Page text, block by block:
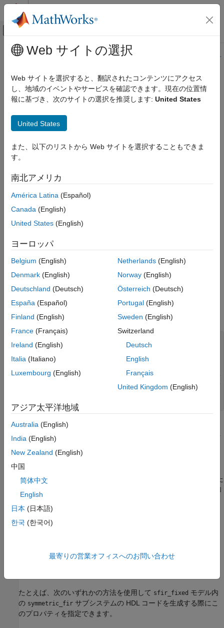
コンテンツへスキップ
オフキャンバス ナビゲーション メ
ドキュメンテーションのホーム
FPGA、ASIC、および SoC 開発
HDL Coder
コード生成
クロック イネーブルの入力端子
説明
設定
ヒント
推奨設定
バージョン履歴
メインコンテンツ
このページの内容は最新ではありません。最新版の英語を参照す
クロック イネーブルの入力端子
クロック イネーブルの入力端子の名前
説明
生成される HDL コードにおけるクロック イネーブルの入力端子
の名前を指定します。
設定
既定の設定:
生成された HDL コードにクロック イネーブル入力端子名を文字
ベクトルとして入力します。
たとえば、生成するサブシステム 'filter_clock_enable'
filter_subsysを指定する場合、生成されたエンティティ宣言は
次のようになります。
ENTITY filter_subsys IS
   PORT( clk                 :  IN  std_logic;
         filter_clock_enable :  IN  std_logic;
filter_subsys_in    :  IN  std_logic_vector (15
filter_subsys_out   :  OUT std_logic_vector (15
クロック イネーブル入力信号はアクティブ High (1) としてアサ
ートされます。したがって、生成されたエンティティのレジスタ
VHDL
と、コード ジェネレーターによって有効な VHDL、Verilog、また
の識別子を形成する予約語接尾辞文字列が付加
されます。たとえば、予約語の
として名前の文字列は
hdlset_param
を使用します。プロパティの値を表示するには、関数
たとえば、次のいずれかの方法を使用して sfir_fixed モデル内
の symmetric_fir サブシステムの HDL コードを生成する際にこ
のプロパティを指定できます。
Web サイトの選択
Web サイトを選択すると、翻訳されたコンテンツにアクセス
し、地域のイベントやサービスを確認できます。現在の位置情
報に基づき、次のサイトの選択を推奨します: United States
United States
また、以下のリストから Web サイトを選択することもできま
す。
南北アメリカ
América Latina (Español)
Canada (English)
United States (English)
ヨーロッパ
Belgium (English)
Denmark (English)
Deutschland (Deutsch)
España (Español)
Finland (English)
France (Français)
Ireland (English)
Italia (Italiano)
Luxembourg (English)
Netherlands(English)
Norway(English)
Österreich (Deutsch)
Portugal(English)
Sweden (English)
Switzerland
Deutsch
English
Français
United Kingdom (English)
アジア太平洋地域
Australia (English)
India (English)
New Zealand (English)
中国
简体中文
English
日本 (日本語)
한국 (한국어)
最寄りの営業オフィスへのお問い合わせ